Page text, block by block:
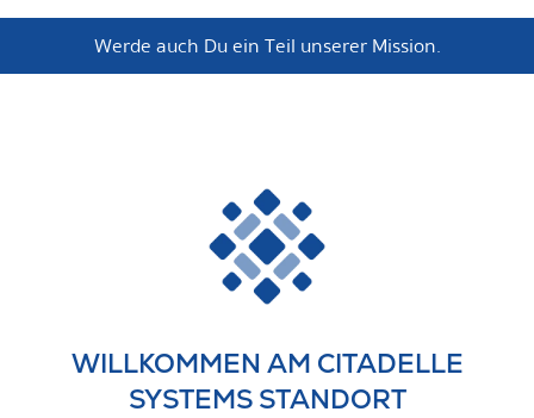
Werde auch Du ein Teil unserer Mission.
WILLKOMMEN AM CITADELLE
SYSTEMS STANDORT